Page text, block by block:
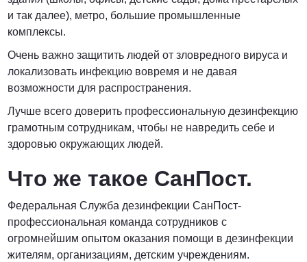
и так далее), метро, большие промышленные
комплексы.
Очень важно защитить людей от зловредного вируса и
локализовать инфекцию вовремя и не давая
возможности для распространения.
Лучше всего доверить профессиональную дезинфекцию
грамотным сотрудникам, чтобы не навредить себе и
здоровью окружающих людей.
Что же такое СанПост.
Федеральная Служба дезинфекции СанПост-
профессиональная команда сотрудников с
огромнейшим опытом оказания помощи в дезинфекции
жителям, организациям, детским учреждениям.